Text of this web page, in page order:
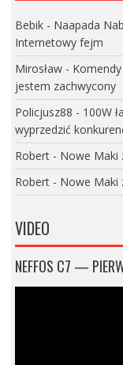
Bebik- Naapada
Internetowy fejm
Mirosław-
jestem zachwycony
Policjusz88 - 100W
wyprzedzić
Robert- Nowe Maki
Robert- Nowe Maki
VIDEO
NEFFOS C7 —